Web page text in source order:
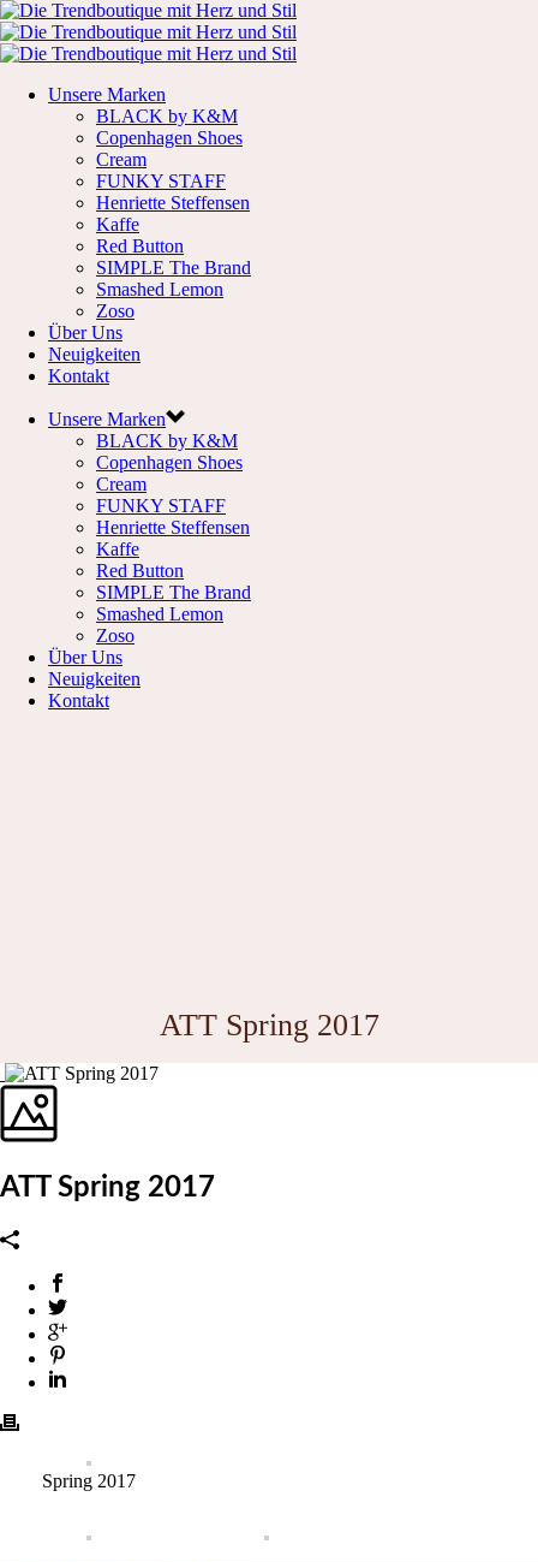
Unsere Marken
BLACK by K&M
Copenhagen Shoes
Cream
FUNKY STAFF
Henriette Steffensen
Kaffe
Red Button
SIMPLE The Brand
Smashed Lemon
Zoso
Über Uns
Neuigkeiten
Kontakt
Unsere Marken
BLACK by K&M
Copenhagen Shoes
Cream
FUNKY STAFF
Henriette Steffensen
Kaffe
Red Button
SIMPLE The Brand
Smashed Lemon
Zoso
Über Uns
Neuigkeiten
Kontakt
ATT Spring 2017
ATT Spring 2017
Spring 2017